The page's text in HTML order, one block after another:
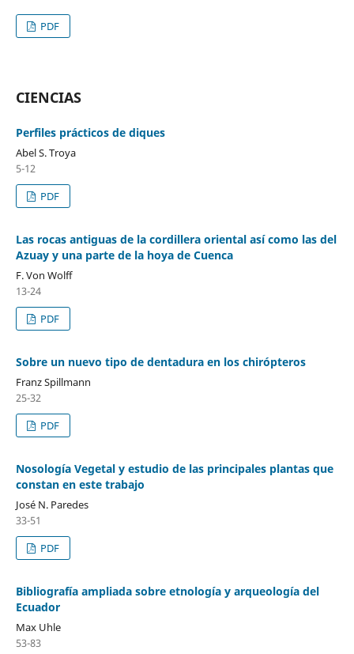
PDF
CIENCIAS
Perfiles prácticos de diques
Abel S. Troya
5-12
PDF
Las rocas antiguas de la cordillera oriental así como las del
Azuay y una parte de la hoya de Cuenca
F. Von Wolff
13-24
PDF
Sobre un nuevo tipo de dentadura en los chirópteros
Franz Spillmann
25-32
PDF
Nosología Vegetal y estudio de las principales plantas que
constan en este trabajo
José N. Paredes
33-51
PDF
Bibliografía ampliada sobre etnología y arqueología del
Ecuador
Max Uhle
53-83